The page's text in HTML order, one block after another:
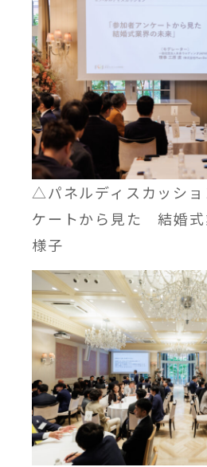
△パネルディスカッショ
ケートから見た 結婚式
様子